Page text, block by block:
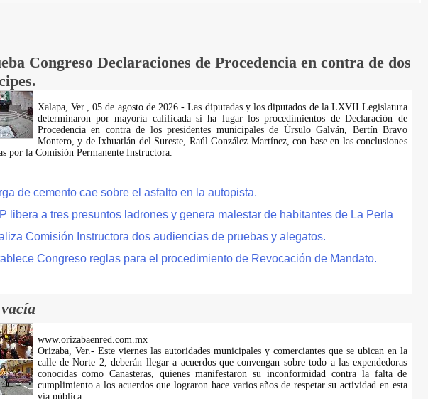
Congreso Declaraciones de Procedencia en contra de dos
Xalapa, Ver., 05 de agosto de 2026.- Las diputadas y los diputados de la LXVII Legislatura
determinaron por mayoría calificada si ha lugar los procedimientos de Declaración de
Procedencia en contra de los presidentes municipales de Úrsulo Galván, Bertín Bravo
Montero, y de Ixhuatlán del Sureste, Raúl González Martínez, con base en las conclusiones
por la Comisión Permanente Instructora.
de cemento cae sobre el asfalto en la autopista.
libera a tres presuntos ladrones y genera malestar de habitantes de La Perla
Comisión Instructora dos audiencias de pruebas y alegatos.
Congreso reglas para el procedimiento de Revocación de Mandato.
www.orizabaenred.com.mx
Orizaba, Ver.- Este viernes las autoridades municipales y comerciantes que se ubican en la
calle de Norte 2, deberán llegar a acuerdos que convengan sobre todo a las expendedoras
conocidas como Canasteras, quienes manifestaron su inconformidad contra la falta de
cumplimiento a los acuerdos que lograron hace varios años de respetar su actividad en esta
vía pública.